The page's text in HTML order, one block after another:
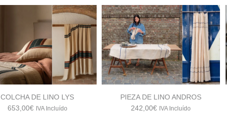
COLCHA DE LINO LYS
653,00€ IVA Incluído
PIEZA DE LINO ANDROS
242,00€ IVA Incluído